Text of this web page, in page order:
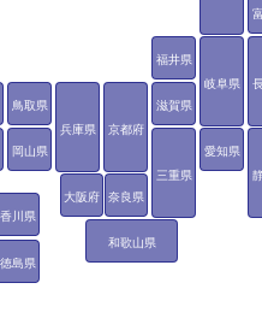
福井県
岐阜県
愛知県
三重県
滋賀県
京都府
大阪府
兵庫県
奈良県
和歌山県
鳥取県
岡山県
徳島県
香川県